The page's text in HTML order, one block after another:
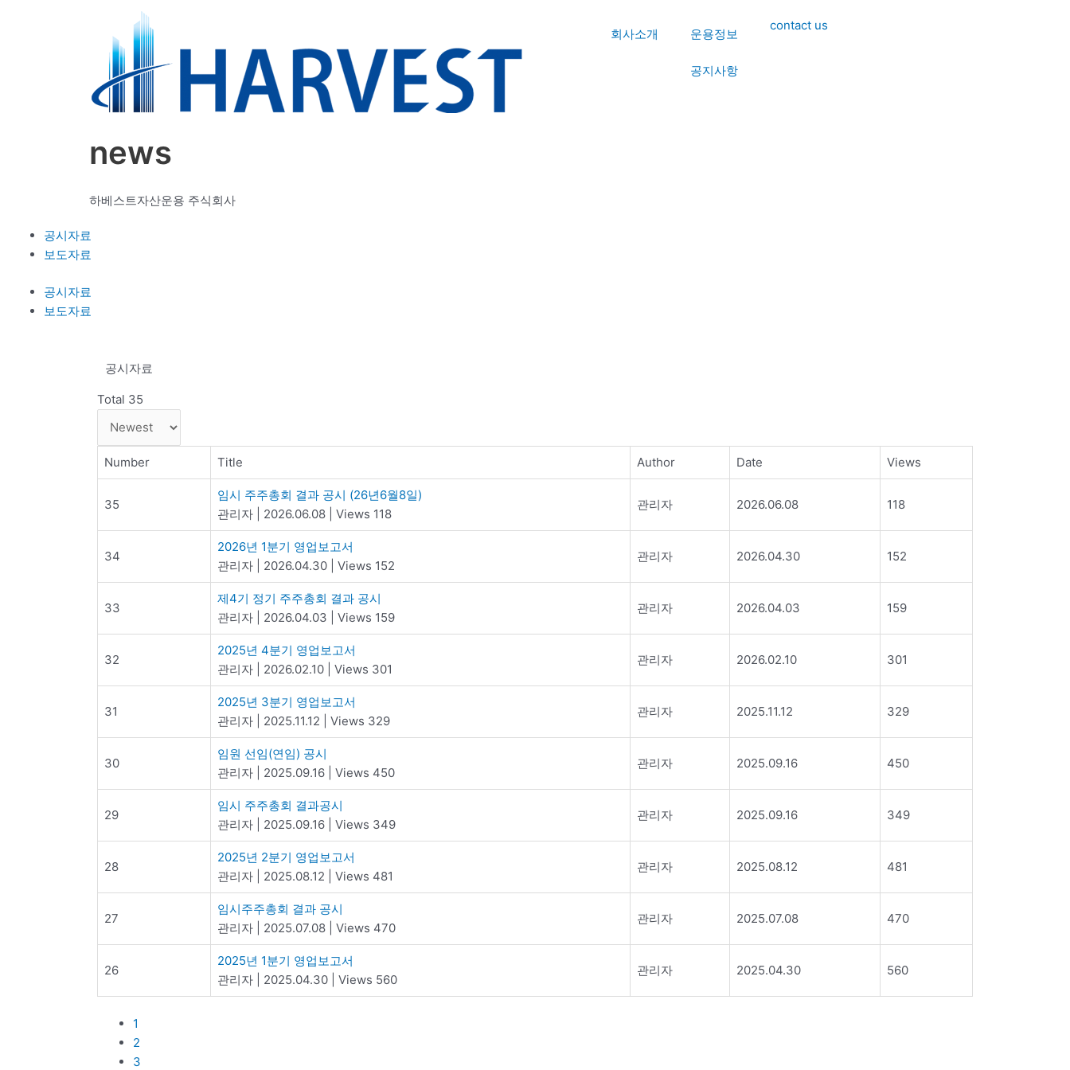
회사소개 운용정보
공지사항
contact us
news
하베스트자산운용 주식회사
공시자료
보도자료
공시자료
보도자료
공시자료
Total 35
Number Title Author Date Views
35
임시 주주총회 결과 공시 (26년6월8일)
관리자
2026.06.08 Views 118
관리자 2026.06.08 118
34
2026년 1분기 영업보고서
관리자
2026.04.30 Views 152
관리자 2026.04.30 152
33
제4기 정기 주주총회 결과 공시
관리자
2026.04.03 Views 159
관리자 2026.04.03 159
32
2025년 4분기 영업보고서
관리자
2026.02.10 Views 301
관리자 2026.02.10 301
31
2025년 3분기 영업보고서
관리자
2025.11.12 Views 329
관리자 2025.11.12 329
30
임원 선임(연임) 공시
관리자
2025.09.16 Views 450
관리자 2025.09.16 450
29
임시 주주총회 결과공시
관리자
2025.09.16 Views 349
관리자 2025.09.16 349
28
2025년 2분기 영업보고서
관리자
2025.08.12 Views 481
관리자 2025.08.12 481
27
임시주주총회 결과 공시
관리자
2025.07.08 Views 470
관리자 2025.07.08 470
26
2025년 1분기 영업보고서
관리자
2025.04.30 Views 560
관리자 2025.04.30 560
1
2
3